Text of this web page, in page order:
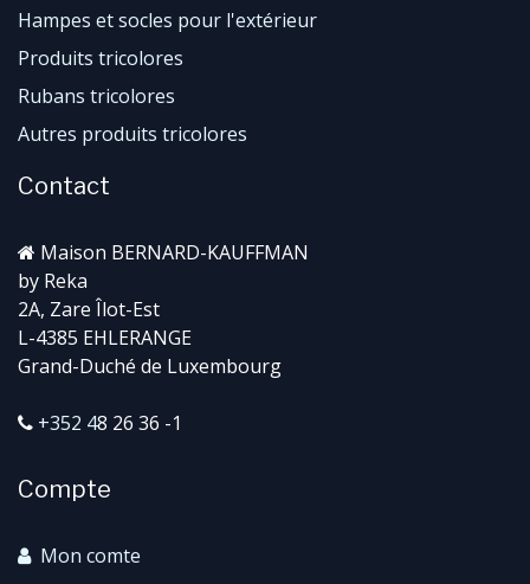
Hampes et socles pour l'extérieur
Produits tricolores
Rubans tricolores
Autres produits tricolores
Contact
Maison BERNARD-KAUFFMAN
by Reka
2A, Zare Îlot-Est
L-4385 EHLERANGE
Grand-Duché de Luxembourg
+352 48 26 36 -1
Compte
Mon comte